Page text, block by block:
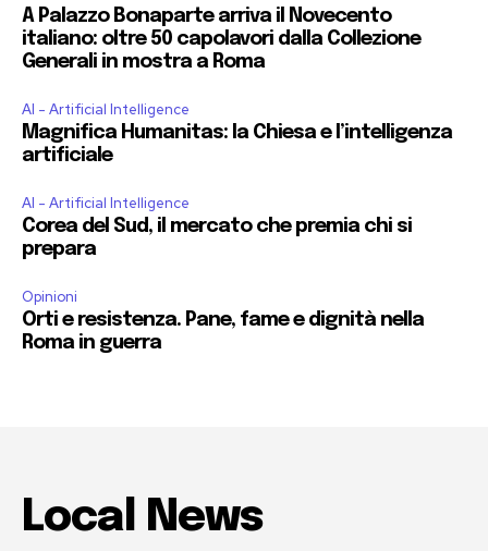
A Palazzo Bonaparte arriva il Novecento
italiano: oltre 50 capolavori dalla Collezione
Generali in mostra a Roma
AI - Artificial Intelligence
Magnifica Humanitas: la Chiesa e l’intelligenza
artificiale
AI - Artificial Intelligence
Corea del Sud, il mercato che premia chi si
prepara
Opinioni
Orti e resistenza. Pane, fame e dignità nella
Roma in guerra
Local News